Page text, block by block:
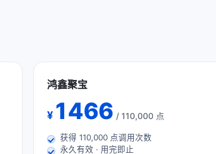
鸿鑫聚宝
¥1466 / 110,000 点
获得 110,000点调用次数
永久有效 · 用完即止